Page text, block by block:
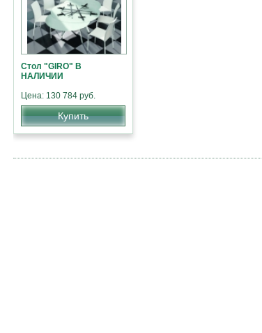
Стол "GIRO" В
НАЛИЧИИ
Цена: 130 784 руб.
Купить